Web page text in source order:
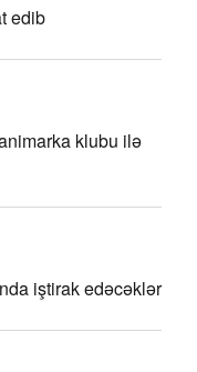
edib
klubu ilə
iştirak edəcəklər